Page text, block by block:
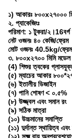
১) আকারঃ ৮০০x২৭০০০
২. প্যাকেজিংঃ
পরিমাণ: ১ টুকরা/২।16
নেট ওজনঃ ৪০ কেজি/ফ্রেম
মোট ওজনঃ 40.5kg/ফ্রেম
৩. ৮০০x২৭০০ মিমি মডেল
(4) শিশুর ত্বকের
(৫) ম্যাচের আকার
(৬) ইতালীয় ডিজাইন
(৭) পানি শোষণ < ০.৫%
(৮) উজ্জ্বল এবং সমান রং
(৯) সঠিক মাত্রা
(১০) উচ্চমানের সমাপ্তি
(১১) দুর্দান্ত স্থায়িত্ব